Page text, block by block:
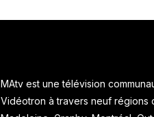
MAtv est une télévision
Vidéotron à travers neuf régions